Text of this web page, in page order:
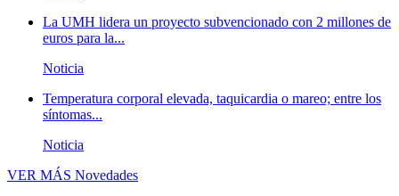
La UMH lidera un proyecto subvencionado con 2 millones de
euros para la...
Noticia
Temperatura corporal elevada, taquicardia o mareo; entre los
síntomas...
Noticia
VER MÁS Novedades